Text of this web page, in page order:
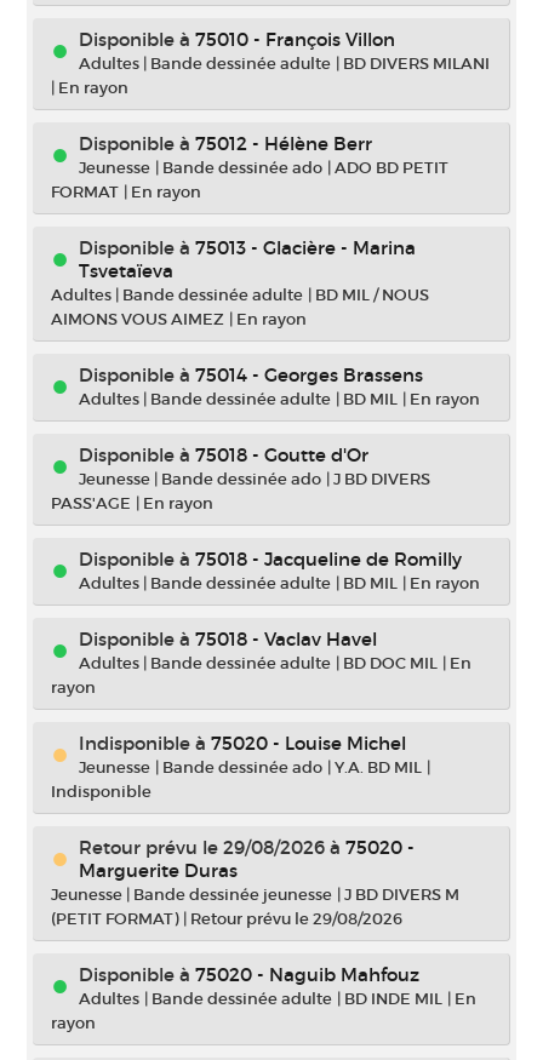
Disponible à 75010 - François Villon
Adultes | Bande dessinée adulte | BD DIVERS MILANI
| En rayon
Disponible à 75012 - Hélène Berr
Jeunesse | Bande dessinée ado |ADO BD PETIT
FORMAT | En rayon
Disponible à 75013 - Glacière - Marina
Tsvetaïeva
Adultes | Bande dessinée adulte | BD MIL / NOUS
AIMONS VOUS AIMEZ | En rayon
Disponible à 75014 - Georges Brassens
Adultes | Bande dessinée adulte | BD MIL | En rayon
Disponible à 75018 - Goutte d'Or
Jeunesse | Bande dessinée ado |J BD DIVERS
PASS'AGE | En rayon
Disponible à 75018 - Jacqueline de Romilly
Adultes | Bande dessinée adulte | BD MIL | En rayon
Disponible à 75018 - Vaclav Havel
Adultes | Bande dessinée adulte | BD DOC MIL | En
rayon
Indisponible à 75020 - Louise Michel
Jeunesse | Bande dessinée ado |Y.A. BD MIL |
Indisponible
Retour prévu le 29/08/2026 à 75020 -
Marguerite Duras
Jeunesse | Bande dessinée jeunesse |J BD DIVERS M
(PETIT FORMAT) | Retour prévu le 29/08/2026
Disponible à 75020 - Naguib Mahfouz
Adultes | Bande dessinée adulte | BD INDE MIL | En
rayon